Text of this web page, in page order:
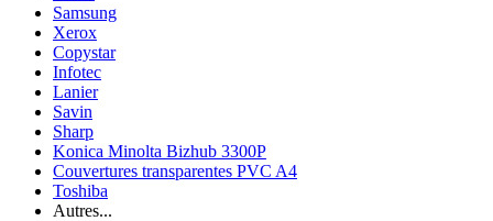
Samsung
Xerox
Copystar
Infotec
Lanier
Savin
Sharp
Konica Minolta Bizhub 3300P
Couvertures transparentes PVC A4
Toshiba
Autres...